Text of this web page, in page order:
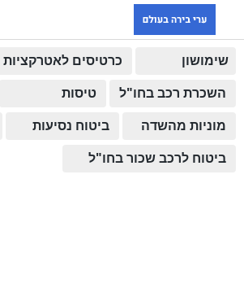
שימושון כרטיסים לאטרקציות
השכרת רכב בחו"ל טיסות
מוניות מהשדה ביטוח נסיעות
ביטוח לרכב שכור בחו"ל